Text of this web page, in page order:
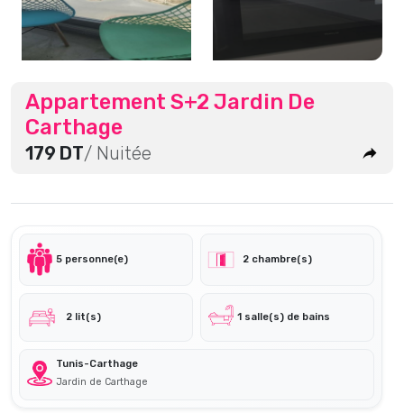
Appartement S+2 Jardin De
Carthage
179 DT/ Nuitée
5 personne(e) 2 chambre(s)
2 lit(s) 1 salle(s) de bains
Tunis-Carthage
Jardin de Carthage